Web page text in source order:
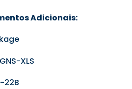
Adicionais:
XLS
22B